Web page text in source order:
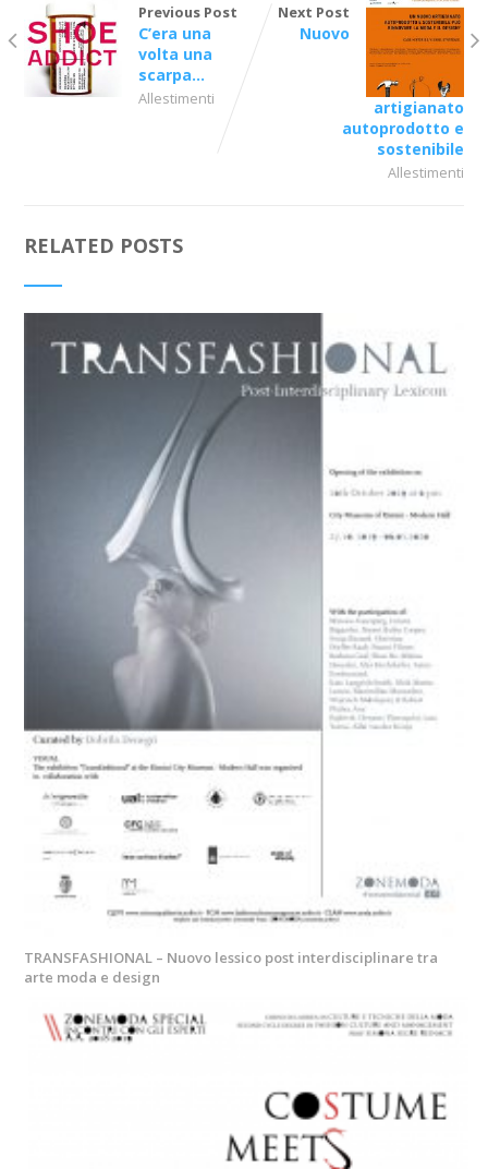
Previous Post
C’era una
volta una
scarpa…
Allestimenti
Next Post
Nuovo
artigianato
autoprodotto e
sostenibile
Allestimenti
RELATED POSTS
TRANSFASHIONAL – Nuovo lessico post interdisciplinare tra
arte moda e design